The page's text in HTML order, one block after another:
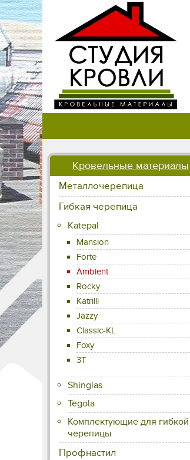
Кровельные материалы
Металлочерепица
Гибкая черепица
Katepal
Mansion
Forte
Ambient
Rocky
Katrilli
Jazzy
Classic-KL
Foxy
3T
Shinglas
Tegola
Комплектующие для гибкой
черепицы
Профнастил